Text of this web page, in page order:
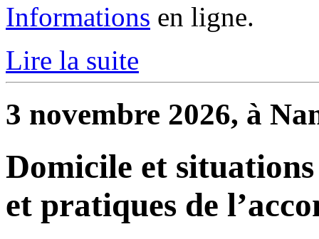
Informations en ligne.
Lire la suite
3 novembre 2026, à
Domicile et
et pratiques de